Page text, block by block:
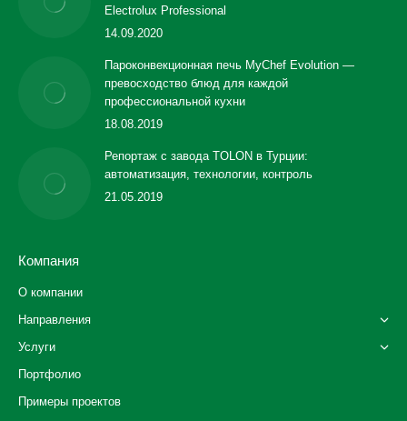
Electrolux Professional
14.09.2020
Пароконвекционная печь MyChef Evolution —
превосходство блюд для каждой
профессиональной кухни
18.08.2019
Репортаж с завода TOLON в Турции:
автоматизация, технологии, контроль
21.05.2019
Компания
О компании
Направления
Услуги
Портфолио
Примеры проектов